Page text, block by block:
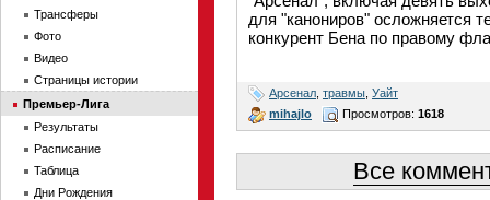
для "канониров" осложняется
конкурент Бена по правому
Арсенал травмы Уайт
mihajlo
Просмотров: 1618
Все
Трансферы
Фото
Видео
Страницы истории
Премьер-Лига
Результаты
Расписание
Таблица
Дни Рождения